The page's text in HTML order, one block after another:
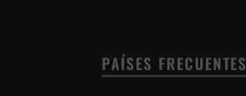
PAÍSES FRECUENTES